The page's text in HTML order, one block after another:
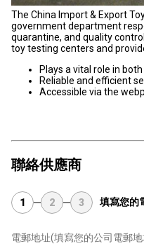
The China Import & Export
government department
quarantine, and quality
toy testing centers and
Plays a vital role in
Reliable and efficient
Accessible via the
聯絡供應商
1 2 3 填寫您的
電郵地址(填寫您的公司電郵